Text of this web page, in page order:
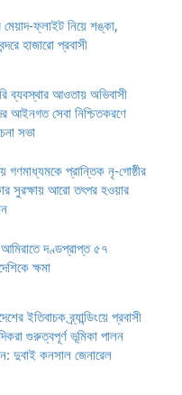
মেয়াদ-ফ্লাইট নিয়ে শঙ্কা,
হাজারো প্রবাসী
ব্যবস্থার আওতায় অভিবাসী
আইনগত সেবা নিশ্চিতকরণে
সভা
গণমাধ্যমকে প্রান্তিক নৃ-গোষ্ঠীর
সুরক্ষায় আরো তৎপর হওয়ার
দণ্ডপ্রাপ্ত ৫৭
ক্ষমা
ইতিবাচক ব্র্যান্ডিংয়ে প্রবাসী
গুরুত্বপূর্ণ ভূমিকা পালন
দুবাই কনসাল জেনারেল